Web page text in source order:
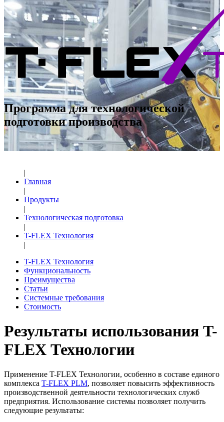
Программа для технологической
подготовки производства
|
Главная
|
Продукты
|
Технологическая подготовка
|
T-FLEX Технология
|
T-FLEX Технология
Функциональность
Преимущества
Статьи
Системные требования
Стоимость
Результаты использования T-
FLEX Технологии
Применение T-FLEX Технологии, особенно в составе единого
комплекса T-FLEX PLM, позволяет повысить эффективность
производственной деятельности технологических служб
предприятия. Использование системы позволяет получить
следующие результаты: